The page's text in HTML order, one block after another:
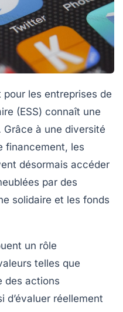
les entreprises de
(ESS) connaît une
à une diversité
financement, les
désormais accéder
par des
solidaire et les fonds
un rôle
telles que
des actions
d’évaluer réellement